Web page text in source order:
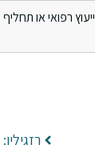
רפואי או תחליף